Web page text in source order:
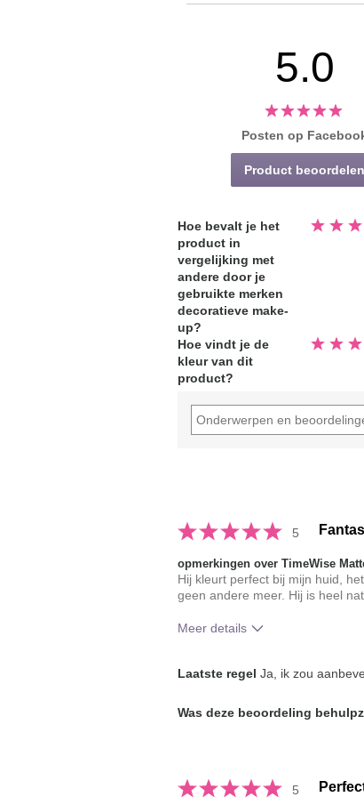
5.0
Posten op
Product beoordelen
Hoe bevalt je het
product in
vergelijking met
andere door je
gebruikte merken
decoratieve make-
up?
5.0
Hoe vindt je de
kleur van dit
product?
5.0
5
opmerkingen over TimeWise
Hij kleurt perfect bij mijn huid,
geen andere meer. Hij is heel
Meer details
Hoe bevalt je het product in
je gebruikte merken
Laatste regel Ja, ik zou
Was deze beoordeling
5